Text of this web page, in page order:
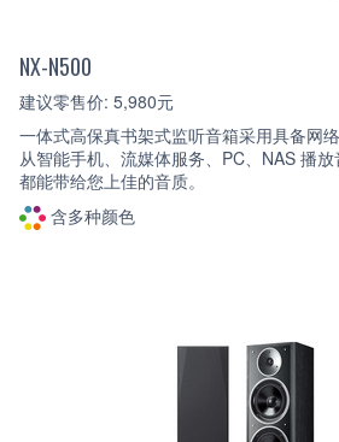
NX-N500
建议零售价: 5,980元
一体式高保真书架式监听音箱采用具备网
从智能手机、流媒体服务、PC、NAS 播放
都能带给您上佳的音质。
含多种颜色